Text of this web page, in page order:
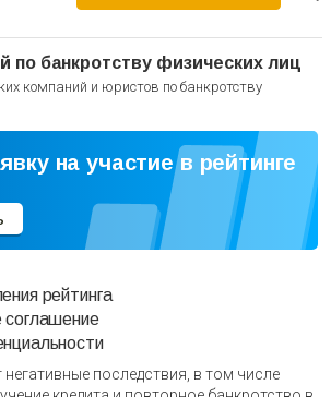
по банкротству физических лиц
компаний и юристов по банкротству
на участие в рейтинге
рейтинга
соглашение
негативные последствия, в том числе